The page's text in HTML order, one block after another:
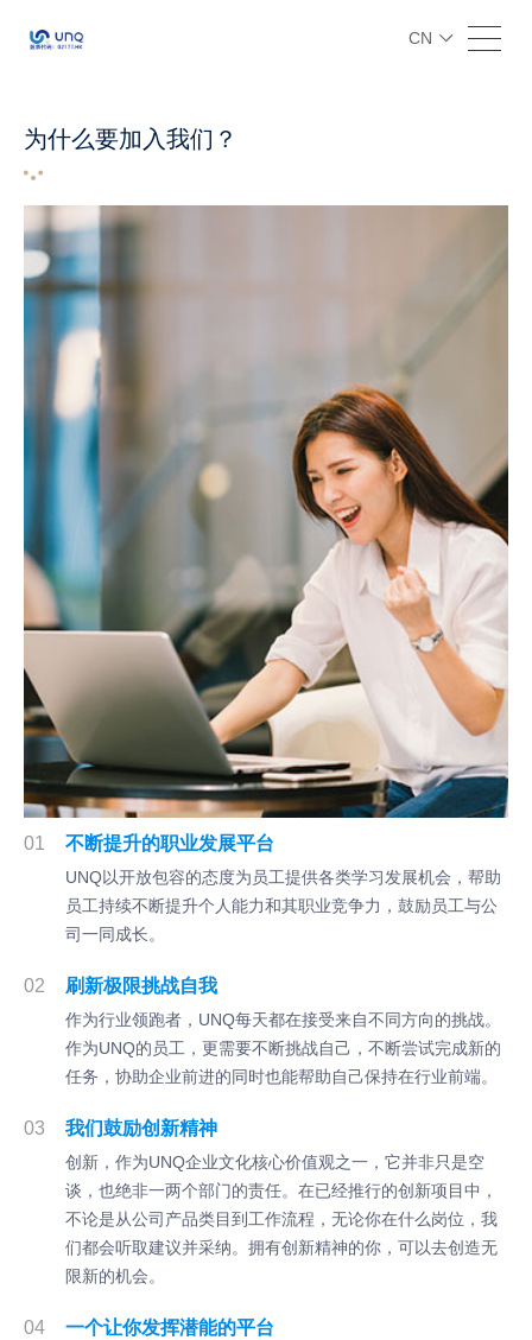
CN
为什么要加入我们？
01 不断提升的职业发展平台
UNQ以开放包容的态度为员工提供各类学习发展机会，帮助
员工持续不断提升个人能力和其职业竞争力，鼓励员工与公
司一同成长。
02 刷新极限挑战自我
作为行业领跑者，UNQ每天都在接受来自不同方向的挑战。
作为UNQ的员工，更需要不断挑战自己，不断尝试完成新的
任务，协助企业前进的同时也能帮助自己保持在行业前端。
03 我们鼓励创新精神
创新，作为UNQ企业文化核心价值观之一，它并非只是空
谈，也绝非一两个部门的责任。在已经推行的创新项目中，
不论是从公司产品类目到工作流程，无论你在什么岗位，我
们都会听取建议并采纳。拥有创新精神的你，可以去创造无
限新的机会。
04 一个让你发挥潜能的平台